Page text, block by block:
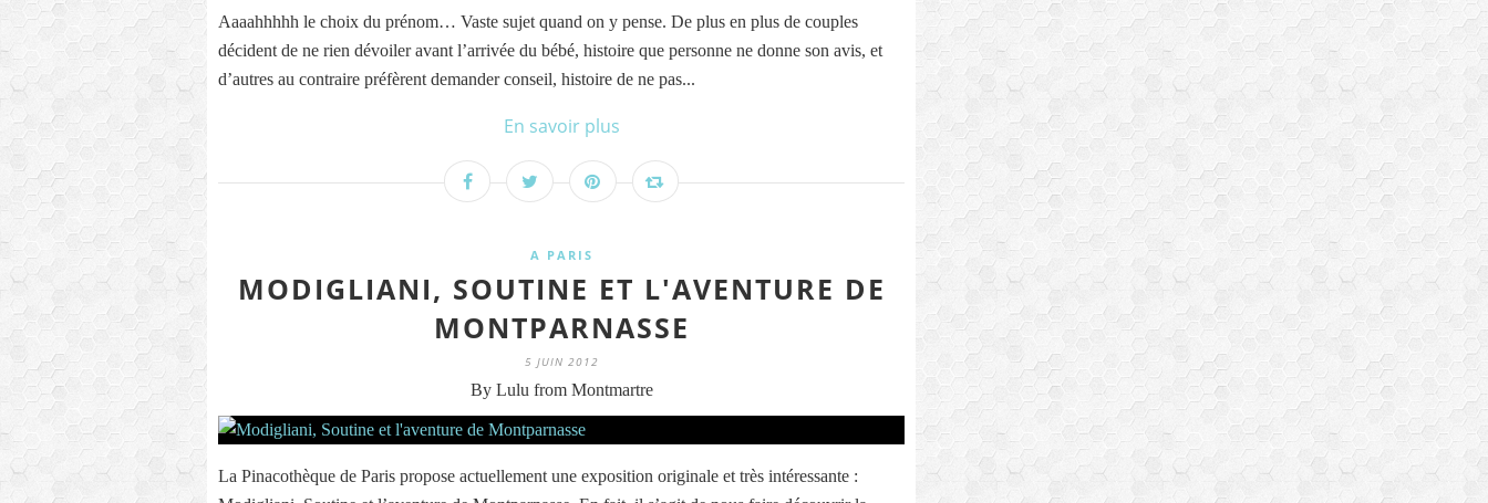
Aaaahhhhh le choix du prénom… Vaste sujet quand on y pense. De plus en plus de couples
décident de ne rien dévoiler avant l’arrivée du bébé, histoire que personne ne donne son avis, et
d’autres au contraire préfèrent demander conseil, histoire de ne pas...
En savoir plus
A PARIS
MODIGLIANI, SOUTINE ET L'AVENTURE DE
MONTPARNASSE
5 JUIN 2012
By Lulu from Montmartre
La Pinacothèque de Paris propose actuellement une exposition originale et très intéressante :